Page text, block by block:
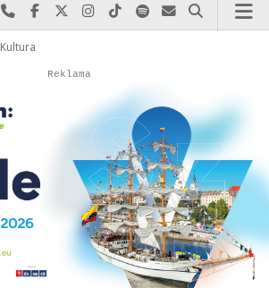
Najlepiej po prostu do nas zadzwoń
Odwiedź nas na Facebook-u
Odwiedź nas na X
Odwiedź nas na Instagram-ie
Odwiedź nas na TikTok-u
Szukaj nas na Spotify
Wyślij do nas
Szukaj
Kultura
Autopromocja
Reklama